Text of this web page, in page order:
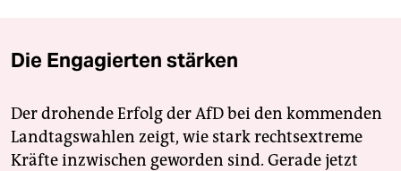
Die Engagierten stärken
Der drohende Erfolg der AfD bei den kommenden
Landtagswahlen zeigt, wie stark rechtsextreme
Kräfte inzwischen geworden sind. Gerade jetzt